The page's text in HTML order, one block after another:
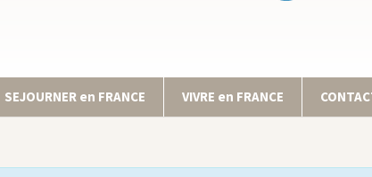
SEJOURNER en FRANCE VIVRE en FRANCE